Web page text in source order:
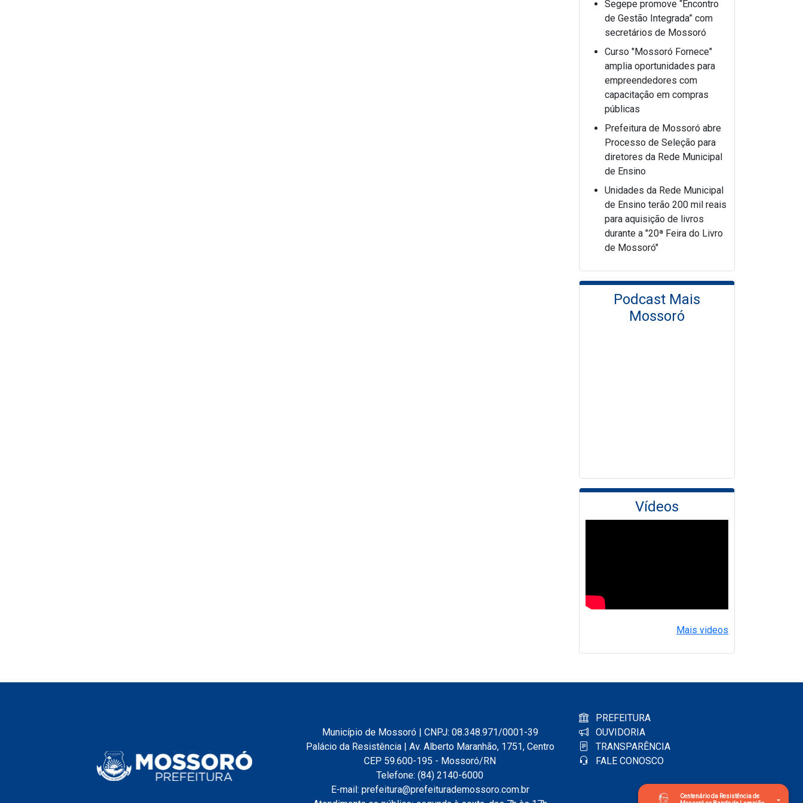
Centenário da Resistência de
Segepe promove “Encontro
de Gestão Integrada” com
secretários de Mossoró
Curso "Mossoró Fornece"
amplia oportunidades para
empreendedores com
capacitação em compras
públicas
Prefeitura de Mossoró abre
Processo de Seleção para
diretores da Rede Municipal
de Ensino
Unidades da Rede Municipal
de Ensino terão 200 mil reais
para aquisição de livros
durante a "20ª Feira do Livro
de Mossoró"
Podcast Mais
Mossoró
Vídeos
Mais videos
Município de Mossoró | CNPJ: 08.348.971/0001-39
Palácio da Resistência | Av. Alberto Maranhão, 1751, Centro
CEP 59.600-195 - Mossoró/RN
Telefone: (84) 2140-6000
E-mail: prefeitura@prefeiturademossoro.com.br
PREFEITURA
OUVIDORIA
TRANSPARÊNCIA
FALE CONOSCO